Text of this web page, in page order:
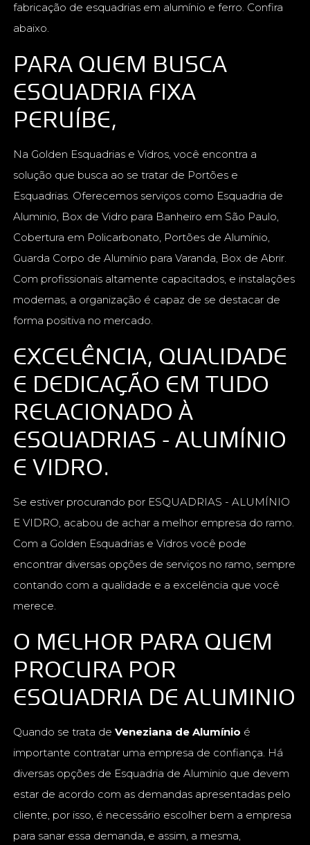
fabricação de esquadrias em alumínio e ferro. Confira
abaixo.
PARA QUEM BUSCA
ESQUADRIA FIXA
PERUÍBE,
Na Golden Esquadrias e Vidros, você encontra a
solução que busca ao se tratar de Portões e
Esquadrias. Oferecemos serviços como Esquadria de
Aluminio, Box de Vidro para Banheiro em São Paulo,
Cobertura em Policarbonato, Portões de Alumínio,
Guarda Corpo de Alumínio para Varanda, Box de Abrir.
Com profissionais altamente capacitados, e instalações
modernas, a organização é capaz de se destacar de
forma positiva no mercado.
EXCELÊNCIA, QUALIDADE
E DEDICAÇÃO EM TUDO
RELACIONADO À
ESQUADRIAS - ALUMÍNIO
E VIDRO.
Se estiver procurando por ESQUADRIAS - ALUMÍNIO
E VIDRO, acabou de achar a melhor empresa do ramo.
Com a Golden Esquadrias e Vidros você pode
encontrar diversas opções de serviços no ramo, sempre
contando com a qualidade e a excelência que você
merece.
O MELHOR PARA QUEM
PROCURA POR
ESQUADRIA DE ALUMINIO
Quando se trata deVeneziana de Alumínio é
importante contratar uma empresa de confiança. Há
diversas opções de Esquadria de Aluminio que devem
estar de acordo com as demandas apresentadas pelo
cliente, por isso, é necessário escolher bem a empresa
para sanar essa demanda, e assim, a mesma,